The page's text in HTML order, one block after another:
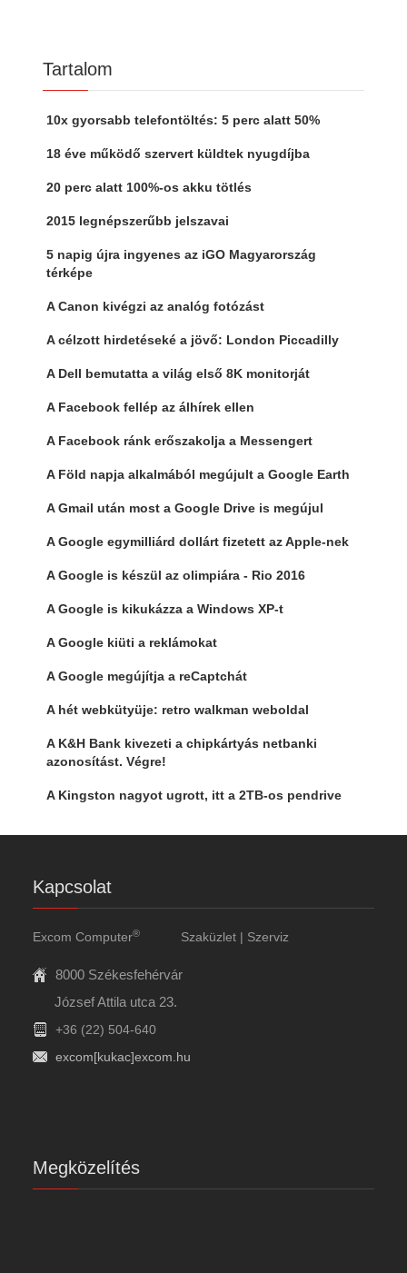
Tartalom
10x gyorsabb telefontöltés: 5 perc alatt 50%
18 éve működő szervert küldtek nyugdíjba
20 perc alatt 100%-os akku tötlés
2015 legnépszerűbb jelszavai
5 napig újra ingyenes az iGO Magyarország
térképe
A Canon kivégzi az analóg fotózást
A célzott hirdetéseké a jövő: London Piccadilly
A Dell bemutatta a világ első 8K monitorját
A Facebook fellép az álhírek ellen
A Facebook ránk erőszakolja a Messengert
A Föld napja alkalmából megújult a Google Earth
A Gmail után most a Google Drive is megújul
A Google egymilliárd dollárt fizetett az Apple-nek
A Google is készül az olimpiára - Rio 2016
A Google is kikukázza a Windows XP-t
A Google kiüti a reklámokat
A Google megújítja a reCaptchát
A hét webkütyüje: retro walkman weboldal
A K&H Bank kivezeti a chipkártyás netbanki
azonosítást. Végre!
A Kingston nagyot ugrott, itt a 2TB-os pendrive
Kapcsolat
Excom Computer® Szaküzlet | Szerviz
8000 Székesfehérvár
József Attila utca 23.
+36 (22) 504-640
excom[kukac]excom.hu
Megközelítés